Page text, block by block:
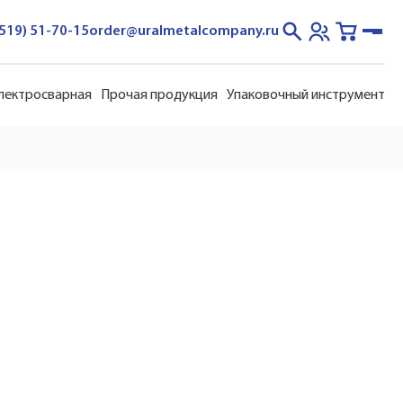
51-70-15order@uralmetalcompany.ru
Прочая продукция Упаковочный инструмент